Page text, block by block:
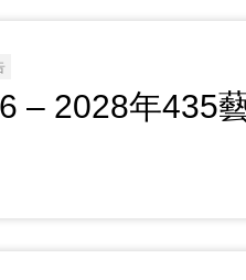
– 2028年435